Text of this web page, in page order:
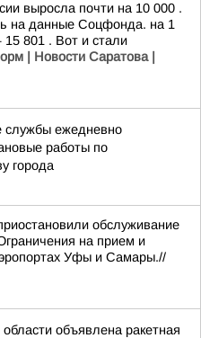
выросла почти на 10 000 .
на данные Соцфонда. на 1
801 . Вот и стали
| Новости Саратова |
службы ежедневно
работы по
города
обслуживание
на прием и
Уфы и Самары.//
объявлена ракетная